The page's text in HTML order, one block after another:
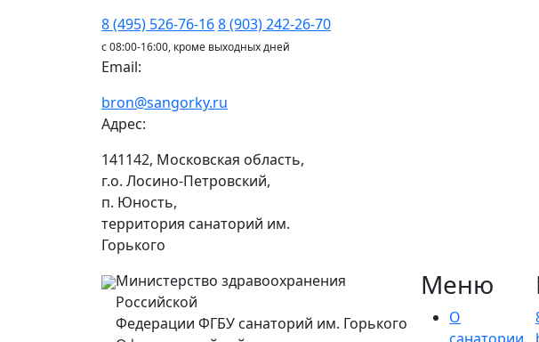
8 (495) 526-76-168 (903) 242-26-70
с 08:00-16:00, кроме выходных дней
Email:
bron@sangorky.ru
Адрес:
141142, Московская область,
г.о. Лосино-Петровский,
п. Юность,
территория санаторий им.
Горького
Министерство здравоохранения
Российской
Федерации ФГБУ санаторий им. Горького
Меню
О